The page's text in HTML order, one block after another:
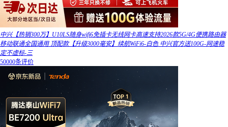
中兴【热销300万】U10LS随身wifi6免插卡无线网卡高速支持2026款5G/4G便携路由器
移动联通全国通用 顶配款【升级3000毫安】续航WiFi6-白色 中兴官方送100G-网速稳
定不虚标-三
50000条评价